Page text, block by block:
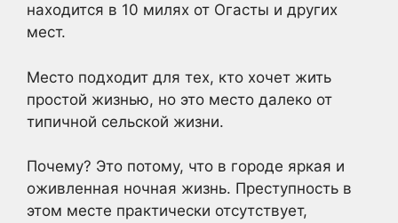
находится в 10 милях от Огасты и других
мест.
Место подходит для тех, кто хочет жить
простой жизнью, но это место далеко от
типичной сельской жизни.
Почему? Это потому, что в городе яркая и
оживленная ночная жизнь. Преступность в
этом месте практически отсутствует,